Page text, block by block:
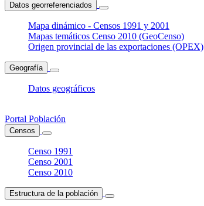
Datos georreferenciados
Mapa dinámico - Censos 1991 y 2001
Mapas temáticos Censo 2010 (GeoCenso)
Origen provincial de las exportaciones (OPEX)
Geografía
Datos geográficos
Portal Población
Censos
Censo 1991
Censo 2001
Censo 2010
Estructura de la población